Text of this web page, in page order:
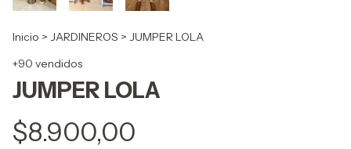
Inicio > JARDINEROS > JUMPER LOLA
+90 vendidos
JUMPER LOLA
$8.900,00